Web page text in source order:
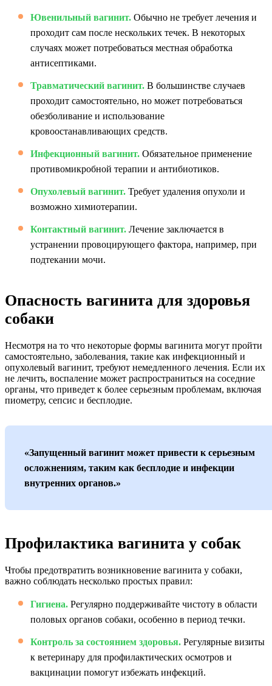
Ювенильный вагинит. Обычно не требует лечения и
проходит сам после нескольких течек. В некоторых
случаях может потребоваться местная обработка
антисептиками.
Травматический вагинит. В большинстве случаев
проходит самостоятельно, но может потребоваться
обезболивание и использование
кровоостанавливающих средств.
Инфекционный вагинит. Обязательное применение
противомикробной терапии и антибиотиков.
Опухолевый вагинит. Требует удаления опухоли и
возможно химиотерапии.
Контактный вагинит. Лечение заключается в
устранении провоцирующего фактора, например, при
подтекании мочи.
Опасность вагинита для здоровья
собаки
Несмотря на то что некоторые формы вагинита могут пройти
самостоятельно, заболевания, такие как инфекционный и
опухолевый вагинит, требуют немедленного лечения. Если их
не лечить, воспаление может распространиться на соседние
органы, что приведет к более серьезным проблемам, включая
пиометру, сепсис и бесплодие.
«Запущенный вагинит может привести к серьезным
осложнениям, таким как бесплодие и инфекции
внутренних органов.»
Профилактика вагинита у собак
Чтобы предотвратить возникновение вагинита у собаки,
важно соблюдать несколько простых правил:
Гигиена. Регулярно поддерживайте чистоту в области
половых органов собаки, особенно в период течки.
Контроль за состоянием здоровья. Регулярные визиты
к ветеринару для профилактических осмотров и
вакцинации помогут избежать инфекций.